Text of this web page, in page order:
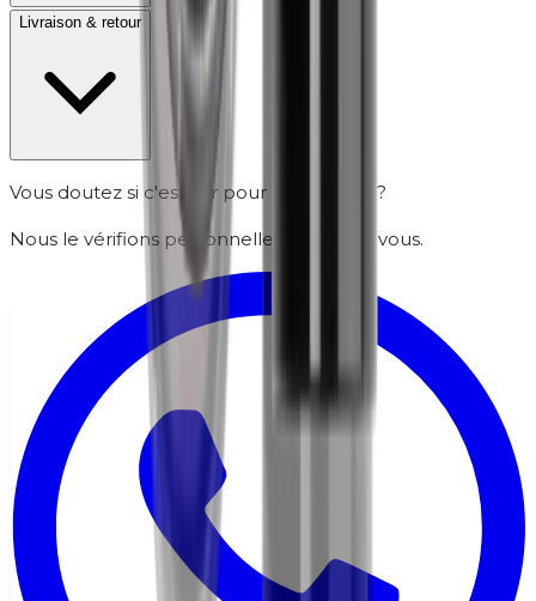
Livraison & retour
Vous doutez si c'est sûr pour votre peau ?
Nous le vérifions personnellement pour vous.